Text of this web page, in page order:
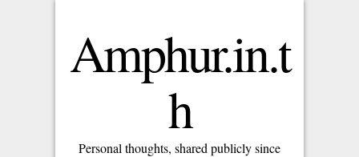
Amphur.in.t
h
Personal thoughts, shared publicly since